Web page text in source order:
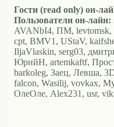
Гости (read only) он-
Пользователи он-лайн:
AVANbI4, ПМ, levtomsk,
cpt, BMV1, UStaV,
IljaVlaskin, serg03,
ЮрийН, artemkaftf,
barkoleg, Заец, Левша,
falcon, Wasilij, vovkax,
ОлеОле, Alex231, usr,